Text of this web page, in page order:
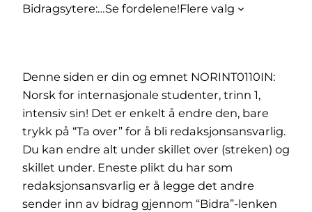
Bidragsytere:…Se fordelene!Flere valg
Denne siden er din og emnet NORINT0110IN:
Norsk for internasjonale studenter, trinn 1,
intensiv sin! Det er enkelt å endre den, bare
trykk på “Ta over” for å bli redaksjonsansvarlig.
Du kan endre alt under skillet over (streken) og
skillet under. Eneste plikt du har som
redaksjonsansvarlig er å legge det andre
sender inn av bidrag gjennom “Bidra”-lenken